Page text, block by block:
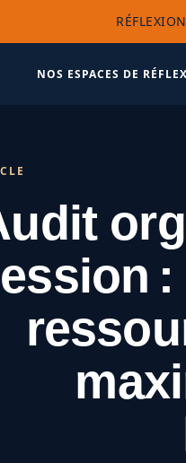
NOS ESPACES DE